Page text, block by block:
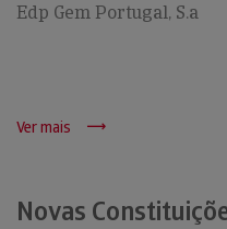
Edp Gem Portugal, S.a
Ver mais
Novas